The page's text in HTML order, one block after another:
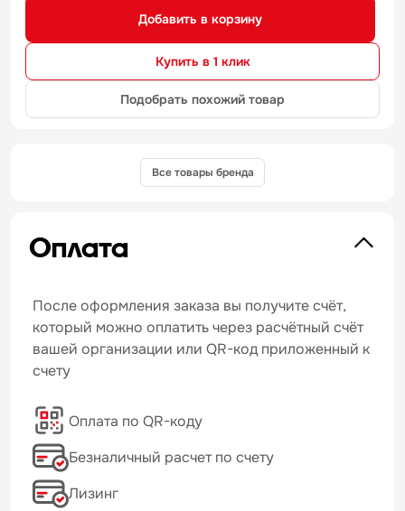
Добавить в корзину
Купить в 1 клик
Подобрать похожий товар
Все товары бренда
Оплата
После оформления заказа вы получите счёт,
который можно оплатить через расчётный счёт
вашей организации или QR-код приложенный к
счету
Оплата по QR-коду
Безналичный расчет по счету
Лизинг